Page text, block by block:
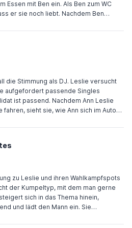
singt, lockt Chris Champion mit
Essen mit Ben ein. Als Ben zum WC
er sie noch liebt. Nachdem Ben
und entschuldigt sich bei
nimmt ihn mit dem Team als
auf, in dem Ron als Duke Silver
ist mit den Aufnahmen nicht zufrieden.
in der er die Aufnahmen neu mixt
Als Andy zurückkommt hat er einen
alle Aufnahmen löschen, hört sich
Date erzählt hat und sich zu sehr
die Stimmung als DJ. Leslie versucht
aufgefordert passende Singles
ist passend. Nachdem Ann Leslie
fahren, sieht sie, wie Ann sich im Auto
geworden ist, vermutet Leslie,
ausgearbeitet, die er lösen muss,
Ron und Andy helfen ihm. Obwohl
Ben Leslie zu ihrer Überraschung
Ann und Chris zur Rede zu stellen.
datet und April die beiden
zu Leslie und ihren Wahlkampfspots
der Kumpeltyp, mit dem man gerne
sich in das Thema hinein,
und lädt den Mann ein. Sie
immer, dass er sie nicht mag und